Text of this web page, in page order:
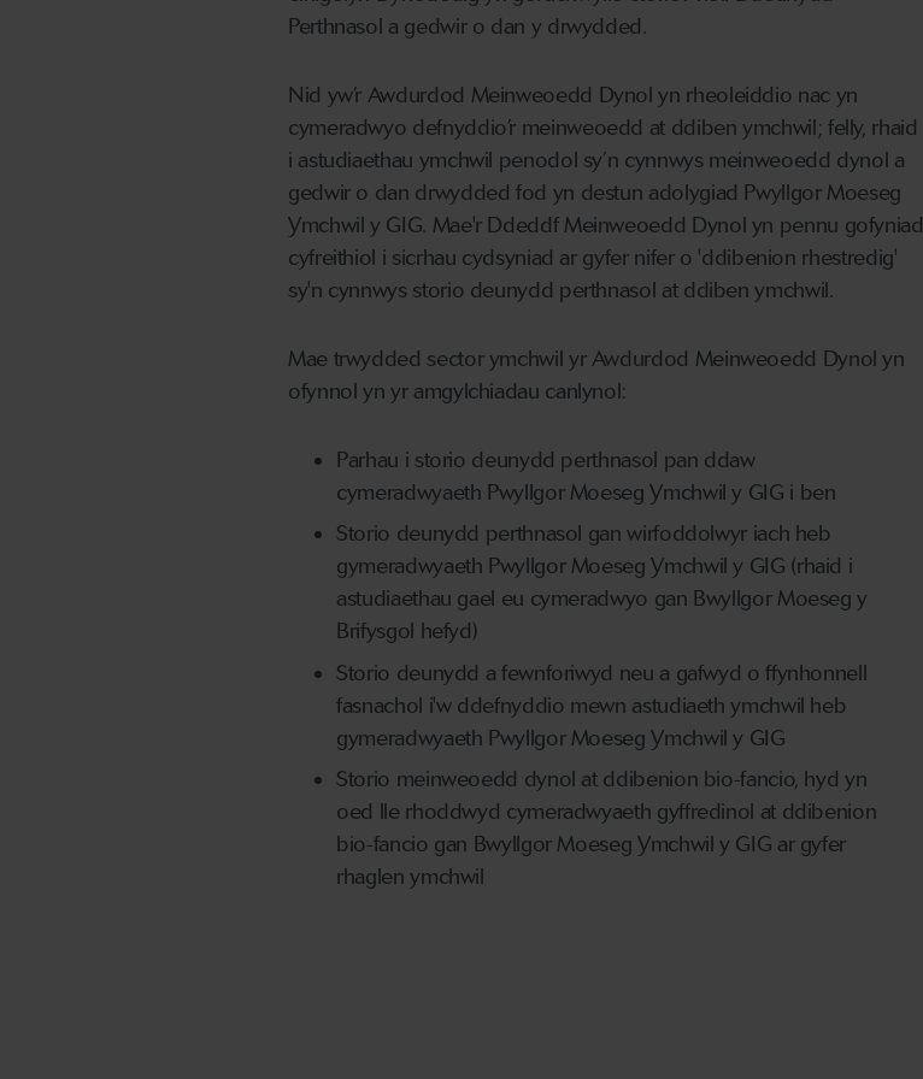
Perthnasol a gedwir o dan y drwydded.
Nid yw’r Awdurdod Meinweoedd Dynol yn rheoleiddio nac yn
cymeradwyo defnyddio’r meinweoedd at ddiben ymchwil; felly, rhaid
i astudiaethau ymchwil penodol sy’n cynnwys meinweoedd dynol a
gedwir o dan drwydded fod yn destun adolygiad Pwyllgor Moeseg
Ymchwil y GIG. Mae'r Ddeddf Meinweoedd Dynol yn pennu gofyniad
cyfreithiol i sicrhau cydsyniad ar gyfer nifer o 'ddibenion rhestredig'
sy'n cynnwys storio deunydd perthnasol at ddiben ymchwil.
Mae trwydded sector ymchwil yr Awdurdod Meinweoedd Dynol yn
ofynnol yn yr amgylchiadau canlynol:
Parhau i storio deunydd perthnasol pan ddaw
cymeradwyaeth Pwyllgor Moeseg Ymchwil y GIG i ben
Storio deunydd perthnasol gan wirfoddolwyr iach heb
gymeradwyaeth Pwyllgor Moeseg Ymchwil y GIG (rhaid i
astudiaethau gael eu cymeradwyo gan Bwyllgor Moeseg y
Brifysgol hefyd)
Storio deunydd a fewnforiwyd neu a gafwyd o ffynhonnell
fasnachol i'w ddefnyddio mewn astudiaeth ymchwil heb
gymeradwyaeth Pwyllgor Moeseg Ymchwil y GIG
Storio meinweoedd dynol at ddibenion bio-fancio, hyd yn
oed lle rhoddwyd cymeradwyaeth gyffredinol at ddibenion
bio-fancio gan Bwyllgor Moeseg Ymchwil y GIG ar gyfer
rhaglen ymchwil